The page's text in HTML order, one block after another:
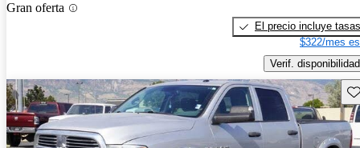
Gran oferta
El precio incluye tasas
$322/mes
Verif. disponibilidad